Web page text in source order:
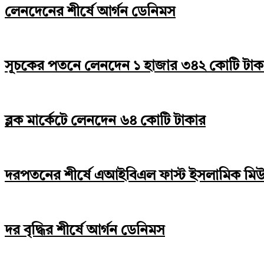
লেনদেনের শীর্ষে আর্গন ডেনিমস
সূচকের পতনে লেনদেন ১ হাজার ৩৪২ কোটি
ব্লক মার্কেটে লেনদেন ৬৪ কোটি টাকার
দরপতনের শীর্ষে এআইবিএল ফাস্ট ইসলামিক
দর বৃদ্ধির শীর্ষে আর্গন ডেনিমস